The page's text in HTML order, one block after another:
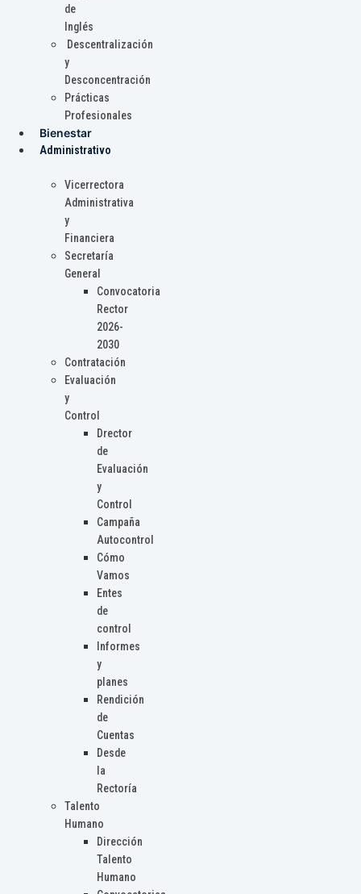
de
Inglés
Descentralización
y
Desconcentración
Prácticas
Profesionales
Bienestar
Administrativo
Vicerrectora
Administrativa
y
Financiera
Secretaría
General
Convocatoria
Rector
2026-
2030
Contratación
Evaluación
y
Control
Drector
de
Evaluación
y
Control
Campaña
Autocontrol
Cómo
Vamos
Entes
de
control
Informes
y
planes
Rendición
de
Cuentas
Desde
la
Rectoría
Talento
Humano
Dirección
Talento
Humano